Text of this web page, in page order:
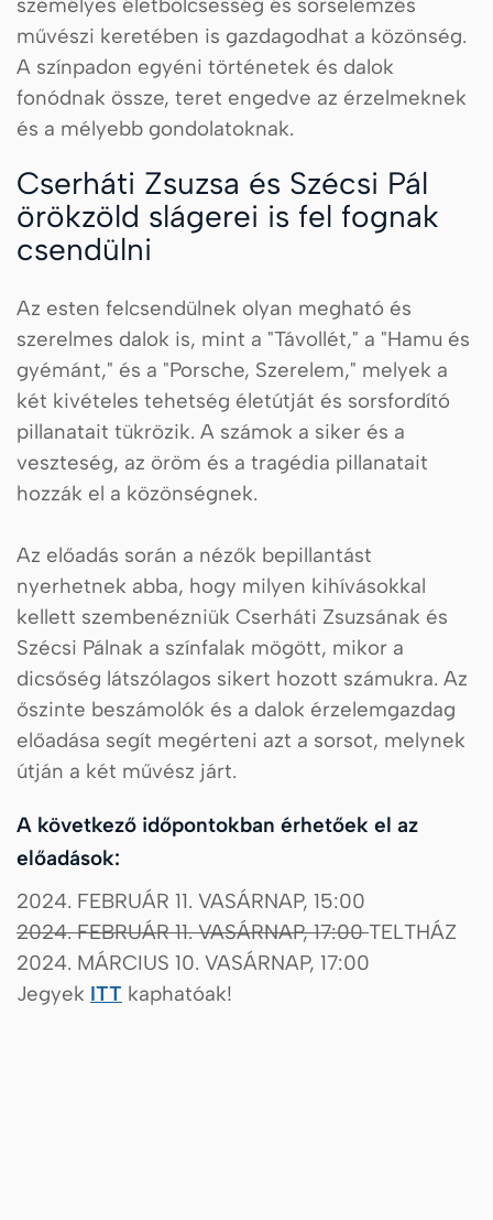
művészi keretében is gazdagodhat a közönség.
A színpadon egyéni történetek és dalok
fonódnak össze, teret engedve az érzelmeknek
és a mélyebb gondolatoknak.
Cserháti Zsuzsa és Szécsi Pál
örökzöld slágerei is fel fognak
csendülni
Az esten felcsendülnek olyan megható és
szerelmes dalok is, mint a "Távollét," a "Hamu és
gyémánt," és a "Porsche, Szerelem," melyek a
két kivételes tehetség életútját és sorsfordító
pillanatait tükrözik. A számok a siker és a
veszteség, az öröm és a tragédia pillanatait
hozzák el a közönségnek.
Az előadás során a nézők bepillantást
nyerhetnek abba, hogy milyen kihívásokkal
kellett szembenézniük Cserháti Zsuzsának és
Szécsi Pálnak a színfalak mögött, mikor a
dicsőség látszólagos sikert hozott számukra. Az
őszinte beszámolók és a dalok érzelemgazdag
előadása segít megérteni azt a sorsot, melynek
útján a két művész járt.
A következő időpontokban érhetőek el az
előadások:
2024. FEBRUÁR 11. VASÁRNAP, 15:00
2024. FEBRUÁR 11. VASÁRNAP, 17:00TELTHÁZ
2024. MÁRCIUS 10. VASÁRNAP, 17:00
Jegyek ITT kaphatóak!